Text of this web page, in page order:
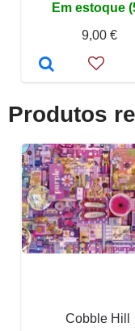
Em estoque
9,00 €
Produtos
Cobble Hill